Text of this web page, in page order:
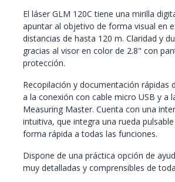
El láser GLM 120C tiene una mirilla
apuntar al objetivo de forma visual en
distancias de hasta 120 m. Claridad y
gracias al visor en color de 2.8" con
protección.
Recopilación y documentación rápidas
a la conexión con cable micro USB y a
Measuring Master. Cuenta con una
intuitiva, que integra una rueda
forma rápida a todas las funciones.
Dispone de una práctica opción de
muy detalladas y comprensibles de